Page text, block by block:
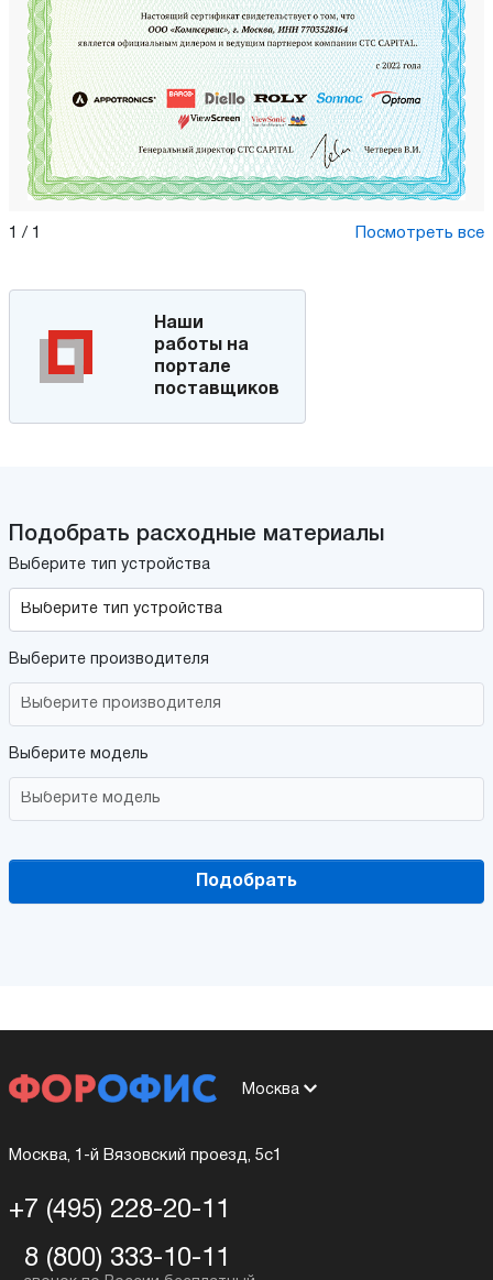
1 / 1 Посмотреть все
Наши
работы на
портале
поставщиков
Подобрать расходные материалы
Выберите тип устройства
Выберите производителя
Выберите модель
Подобрать
Москва
Москва, 1-й Вязовский проезд, 5с1
+7 (495) 228-20-11
8 (800) 333-10-11